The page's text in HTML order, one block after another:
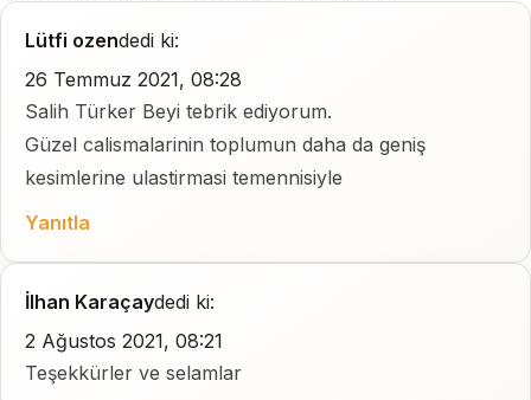
Lütfi ozendedi ki:
26 Temmuz 2021, 08:28
Salih Türker Beyi tebrik ediyorum.
Güzel calismalarinin toplumun daha da geniş
kesimlerine ulastirmasi temennisiyle
Yanıtla
İlhan Karaçaydedi ki:
2 Ağustos 2021, 08:21
Teşekkürler ve selamlar